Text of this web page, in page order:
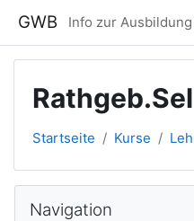
GWB Info zur Ausbildung
Startseite Kurse
Blöcke
Navigation